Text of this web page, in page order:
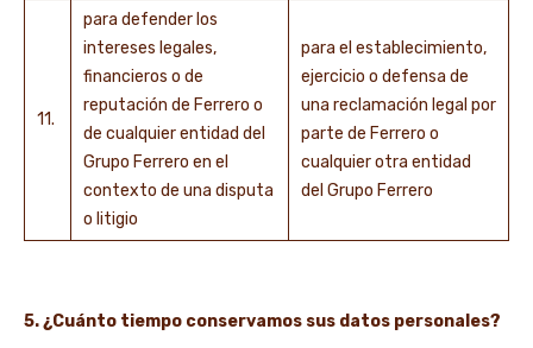
11.
para defender los
intereses legales,
financieros o de
reputación de Ferrero o
de cualquier entidad del
Grupo Ferrero en el
contexto de una disputa
o litigio
para el establecimiento,
ejercicio o defensa de
una reclamación legal por
parte de Ferrero o
cualquier otra entidad
del Grupo Ferrero
5. ¿Cuánto tiempo conservamos sus datos personales?